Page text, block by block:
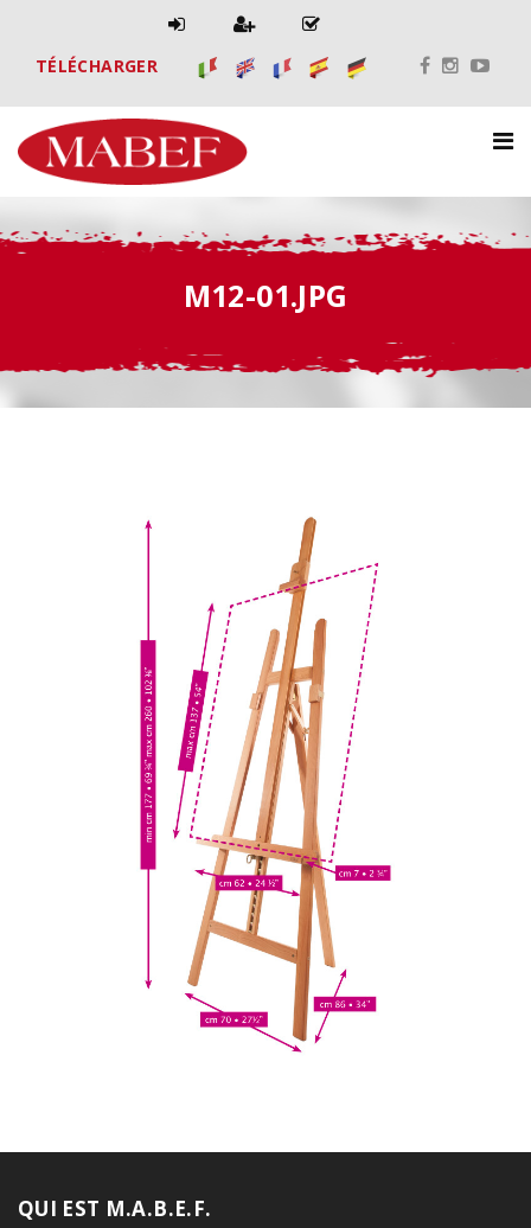
TÉLÉCHARGER
M12-01.JPG
QUI EST M.A.B.E.F.